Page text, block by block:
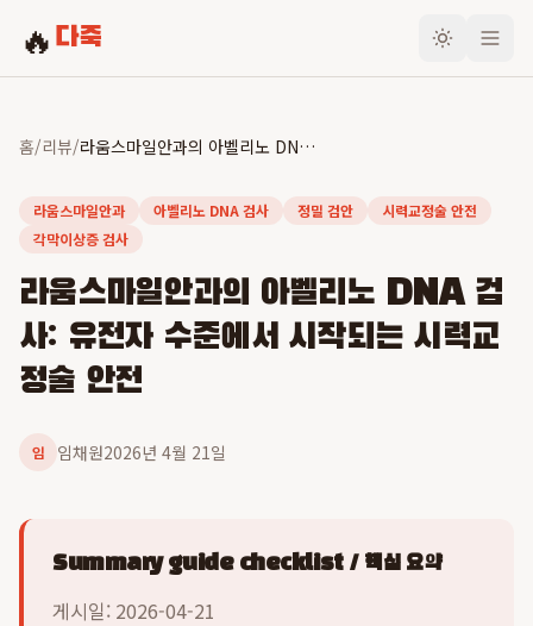
🔥 다죽
홈/리뷰/ 라움스마일안과의 아벨리노 DNA 검사: 유전자 수준에서 시작되는 시력교정술 안전
라움스마일안과 아벨리노 DNA 검사 정밀 검안
시력교정술 안전
각막이상증 검사
라움스마일안과의 아벨리노 DNA 검
사: 유전자 수준에서 시작되는 시력교
정술 안전
임 임채원2026년 4월 21일
Summary guide checklist / 핵심 요약
게시일: 2026-04-21